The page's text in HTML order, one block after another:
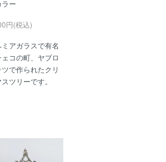
ー
円(税込)
ミアガラスで有名
ェコの町、ヤブロ
ツで作られたクリ
ツリーです。